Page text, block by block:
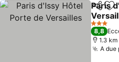
Paris
3 Stelle
8,8
1.3
A due